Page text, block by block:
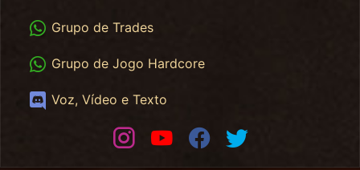
WhatsApp Trades
Grupo de Trades
WhatsApp HC
Grupo de Jogo Hardcore
Discord
Voz, Vídeo e Texto
InstagramYoutubeFacebook